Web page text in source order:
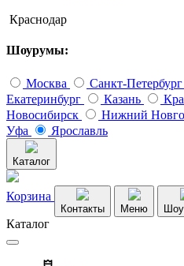
Краснодар
Шоурумы:
Москва Санкт-Петербург
Екатеринбург
Казань
Новосибирск
Нижний
Уфа
Ярославль
Каталог
Корзина
Контакты Меню
Каталог